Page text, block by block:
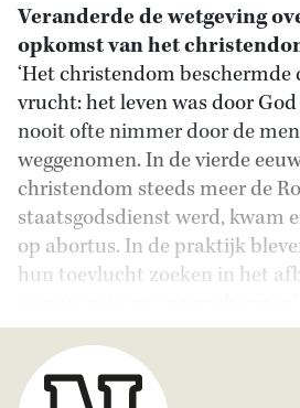
Veranderde de wetgeving
opkomst van het
‘Het christendom beschermde
vrucht: het leven was door
nooit ofte nimmer door de
weggenomen. In de vierde
christendom steeds meer de
staatsgodsdienst werd, kwam
op abortus. In de praktijk
hun toevlucht zoeken in het